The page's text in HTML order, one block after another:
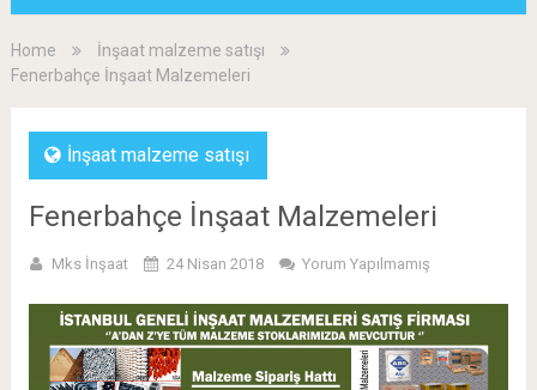
Home
İnşaat malzeme satışı
Fenerbahçe İnşaat Malzemeleri
İnşaat malzeme satışı
Fenerbahçe İnşaat Malzemeleri
Mks İnşaat 24 Nisan 2018 Yorum Yapılmamış